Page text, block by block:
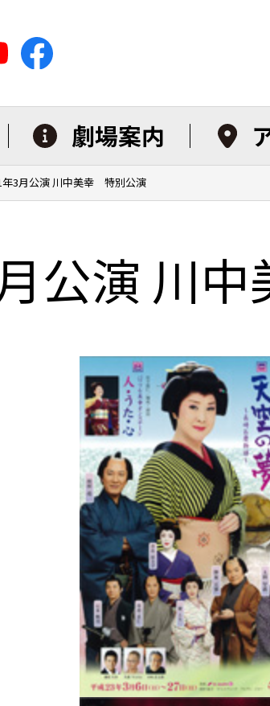
劇場案内
年3月公演 川中美幸 特別公演
公演 川